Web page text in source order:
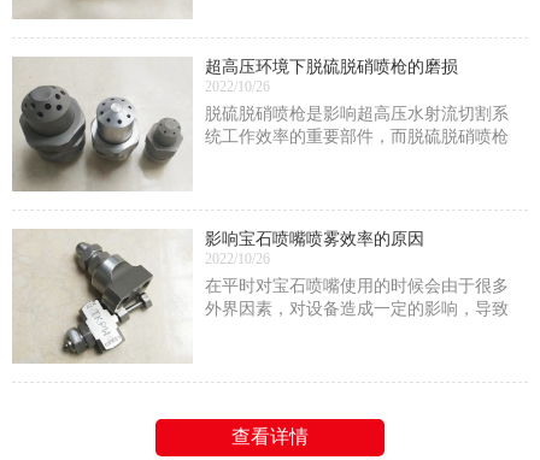
超高压环境下脱硫脱硝喷枪的磨损
2022/10/26
脱硫脱硝喷枪是影响超高压水射流切割系
统工作效率的重要部件，而脱硫脱硝喷枪
影响宝石喷嘴喷雾效率的原因
2022/10/26
在平时对宝石喷嘴使用的时候会由于很多
外界因素，对设备造成一定的影响，导致
查看详情